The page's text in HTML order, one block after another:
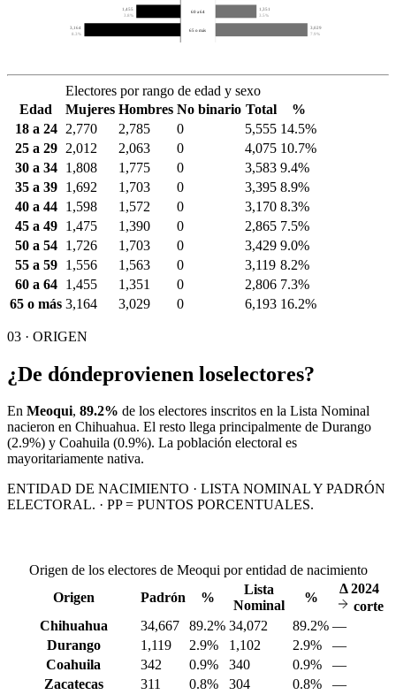
1,455
3.8%
1,351
3.5%
60 a 64
3,164
8.3%
3,029
7.9%
65 o más
Electores por rango de edad y sexo
Edad
Mujeres Hombres No binario Total
%
18 a 24
2,770 2,785 0 5,555 14.5%
25 a 29
2,012 2,063 0 4,075 10.7%
30 a 34
1,808 1,775 0 3,583 9.4%
35 a 39
1,692 1,703 0 3,395 8.9%
40 a 44
1,598 1,572 0 3,170 8.3%
45 a 49
1,475 1,390 0 2,865 7.5%
50 a 54
1,726 1,703 0 3,429 9.0%
55 a 59
1,556 1,563 0 3,119 8.2%
60 a 64
1,455 1,351 0 2,806 7.3%
65 o más 3,164 3,029 0 6,193 16.2%
03 · ORIGEN
¿De dóndeprovienen loselectores?
En Meoqui, 89.2% de los electores inscritos en la Lista Nominal
nacieron en Chihuahua. El resto llega principalmente de Durango
(2.9%) y Coahuila (0.9%). La población electoral es
mayoritariamente nativa.
ENTIDAD DE NACIMIENTO · LISTA NOMINAL Y PADRÓN
ELECTORAL. · PP = PUNTOS PORCENTUALES.
Origen de los electores de Meoqui por entidad de nacimiento
Origen
Padrón %
Lista
Nominal
%
Δ2024
corte
Chihuahua
34,667 89.2% 34,072 89.2% —
Durango
1,119 2.9% 1,102 2.9%
—
Coahuila
342 0.9% 340 0.9%
—
Zacatecas
311 0.8% 304 0.8%
—